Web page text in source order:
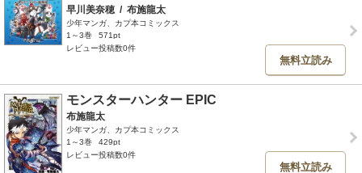
早川美奈穂 / 布施龍太
少年マンガ、カプ本コミックス
1～3巻
571pt
レビュー投稿数0件
無料立読み
モンスターハンター EPIC
布施龍太
少年マンガ、カプ本コミックス
1～3巻
429pt
レビュー投稿数0件
無料立読み